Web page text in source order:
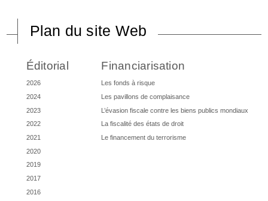
Plan du site Web
Éditorial
2026
2024
2023
2022
2021
2020
2019
2017
2016
Financiarisation
Les fonds à risque
Les pavillons de complaisance
L’évasion fiscale contre les biens publics mondiaux
La fiscalité des états de droit
Le financement du terrorisme